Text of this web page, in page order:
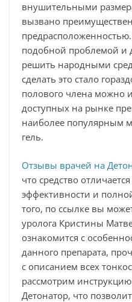
внушительными
вызвано
подобной проблемой и
решить народными
сделать это стало
полового члена можно
доступных на рынке
наиболее популярным
гель.
Отзывы врачей на
что средство
эффективности и
того, по ссылке вы
уролога Кристины
ознакомится с
данного препарата,
с описанием всех
рассмотрим
Детонатор, что